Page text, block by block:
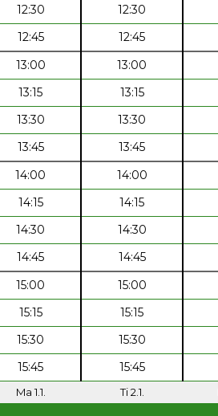
12:30
12:30
12:45
12:45
13:00
13:00
13:15
13:15
13:30
13:30
13:45
13:45
14:00
14:00
14:15
14:15
14:30
14:30
14:45
14:45
15:00
15:00
15:15
15:15
15:30
15:30
15:45
15:45
Ma 1.1. Ti 2.1.